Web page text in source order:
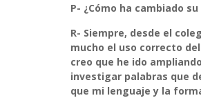
P- ¿Cómo ha cambiado
R- Siempre, desde el
mucho el uso correcto
creo que he ido
investigar palabras que
que mi lenguaje y la